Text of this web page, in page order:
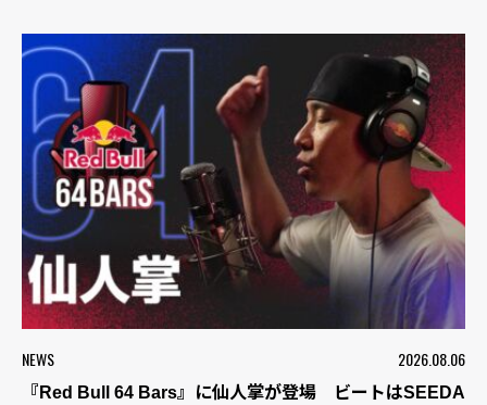
NEWS 2026.08.06
『Red Bull 64 Bars』に仙人掌が登場 ビートはSEEDA